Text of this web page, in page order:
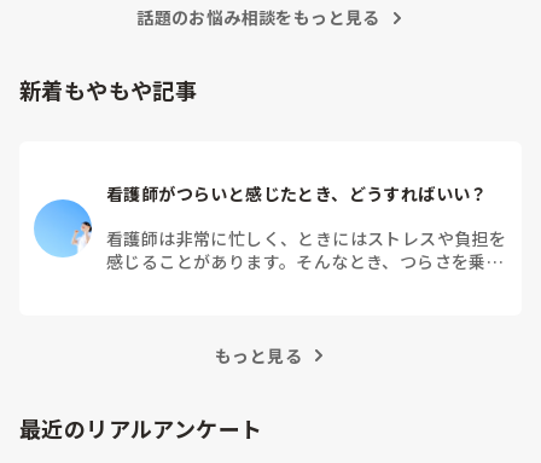
話題のお悩み相談をもっと見る
新着もやもや記事
看護師がつらいと感じたとき、どうすればいい？
看護師は非常に忙しく、ときにはストレスや負担を
感じることがあります。そんなとき、つらさを乗り
もっと見る
最近のリアルアンケート